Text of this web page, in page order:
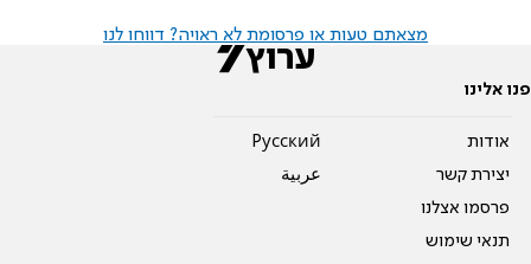
מצאתם טעות או פרסומת לא ראויה? דווחו לנו
פנו אלינו
אודות
יצירת קשר
פרסמו אצלנו
תנאי שימוש
Pусский
عربية